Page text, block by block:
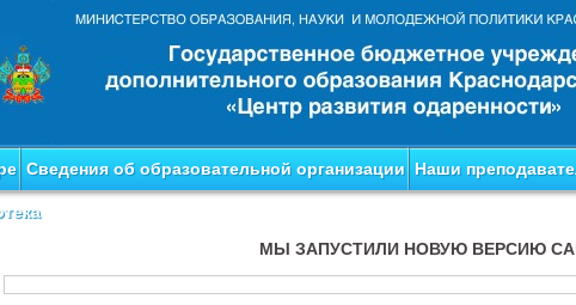
Сведения об образовательной организации Наши
МЫ ЗАПУСТИЛИ НОВУЮ ВЕРСИЮ